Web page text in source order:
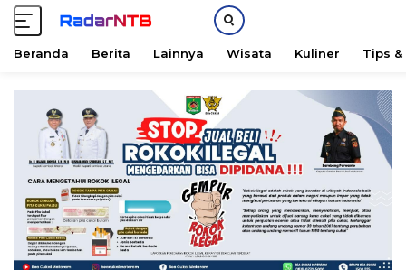
Beranda Berita Lainnya Wisata Kuliner Tips &